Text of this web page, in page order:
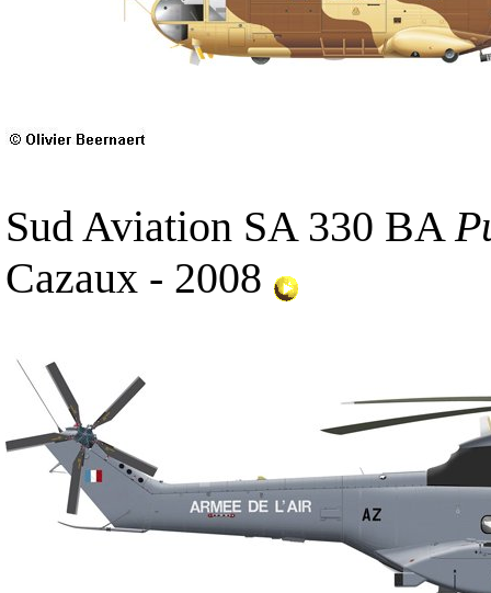
Sud Aviation SA 330 BA
Cazaux - 2008